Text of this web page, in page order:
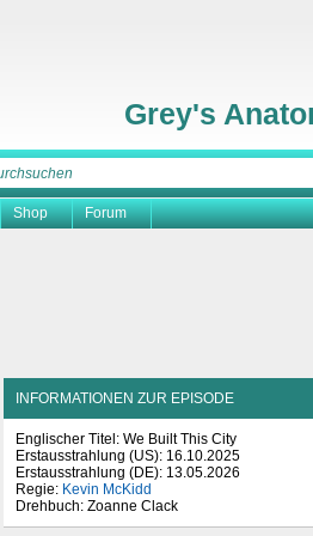
Grey's
Shop Forum
INFORMATIONEN ZUR EPISODE
Englischer Titel: We Built This City
Erstausstrahlung (US): 16.10.2025
Erstausstrahlung (DE): 13.05.2026
Regie: Kevin McKidd
Drehbuch: Zoanne Clack